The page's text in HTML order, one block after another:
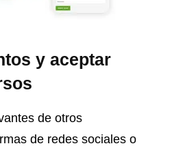
y aceptar
de otros
de redes sociales o